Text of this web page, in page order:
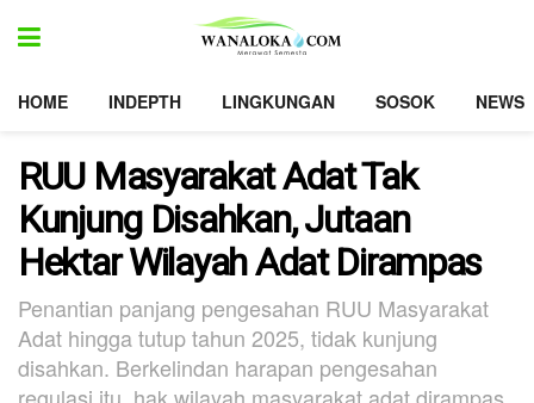
HOME INDEPTH LINGKUNGAN SOSOK NEWS
RUU Masyarakat Adat Tak
Kunjung Disahkan, Jutaan
Hektar Wilayah Adat Dirampas
Penantian panjang pengesahan RUU Masyarakat
Adat hingga tutup tahun 2025, tidak kunjung
disahkan. Berkelindan harapan pengesahan
regulasi itu, hak wilayah masyarakat adat dirampas,